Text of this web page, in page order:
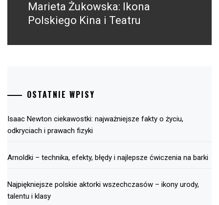
Następny
post:
Marieta Żukowska: Ikona
Polskiego Kina i Teatru
OSTATNIE WPISY
Isaac Newton ciekawostki: najważniejsze fakty o życiu,
odkryciach i prawach fizyki
Arnoldki – technika, efekty, błędy i najlepsze ćwiczenia na barki
Najpiękniejsze polskie aktorki wszechczasów – ikony urody,
talentu i klasy